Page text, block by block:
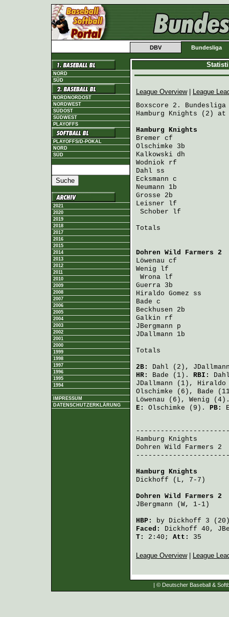
DBV Bundesliga
NORD
SÜD
NORDNORDOST
NORDWEST
SÜDOST
SÜDWEST
PLAYOFFS
PLAYOFFS/D-POKAL
NORD
SÜD
2021
2020
2019
2018
2017
2016
2015
2014
2013
2012
2011
2010
2009
2008
2007
2006
2005
2004
2003
2002
2001
2000
1999
1998
1997
1996
1995
1994
IMPRESSUM
DATENSCHUTZERKLÄRUNG
League Overview|
League
Boxscore 2.
Hamburg Knights (2) at
Hamburg Knights
Bremer cf
Olschimke 3b
Kalkowski dh
Wodniok rf
Dahl ss
Ecksmann c
Neumann 1b
Grosse 2b
Leisner lf
Schober lf
Totals
Dohren Wild Farmers 2
Löwenau cf
Wenig lf
Wrona lf
Guerra 3b
Hiraldo Gomez ss
Bade c
Beckhusen 2b
Galkin rf
JBergmann p
JDallmann 1b
Totals
2B: Dahl (2),
HR: Bade (1). RBI:
JDallmann (1), Hiraldo
Olschimke (6), Bade
Löwenau (6), Wenig
E: Olschimke (9). PB:
Hamburg Knights
Dohren Wild Farmers 2
Hamburg Knights
Dickhoff (L, 7-7)
Dohren Wild Farmers 2
JBergmann (W, 1-1)
HBP: by Dickhoff 3
Faced: Dickhoff 40,
T:
2:40; Att: 35
League Overview| League
| © Deutscher Baseball &